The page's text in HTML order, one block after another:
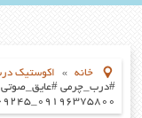
خانه » اکوستیک
#درب_چرمی #عایق_صوتی
۰۹۱۹۶۳۷۵۸۰۰_۰۲۱۵۵۹۶۹۲۴۵